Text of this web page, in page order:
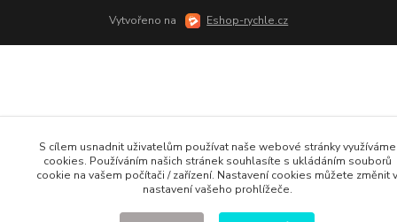
Vytvořeno na Eshop-rychle.cz
S cílem usnadnit uživatelům používat naše webové stránky využíváme
cookies. Používáním našich stránek souhlasíte s ukládáním souborů
cookie na vašem počítači / zařízení. Nastavení cookies můžete změnit v
nastavení vašeho prohlížeče.